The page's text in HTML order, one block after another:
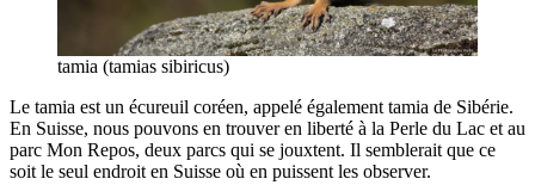
tamia (tamias sibiricus)
Le tamia est un écureuil coréen, appelé également tamia de Sibérie.
En Suisse, nous pouvons en trouver en liberté à la Perle du Lac et au
parc Mon Repos, deux parcs qui se jouxtent. Il semblerait que ce
soit le seul endroit en Suisse où en puissent les observer.